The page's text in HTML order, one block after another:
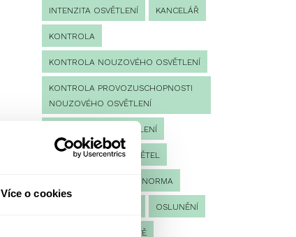
Více o cookies
INTENZITA OSVĚTLENÍ KANCELÁŘ
KONTROLA
KONTROLA NOUZOVÉHO OSVĚTLENÍ
KONTROLA PROVOZUSCHOPNOSTI
NOUZOVÉHO OSVĚTLENÍ
LED NOUZOVÉ OSVĚTLENÍ
MĚŘENÍ MĚŘENÍ SVĚTEL
NORMA
OSLUNĚNÍ
OSVĚTLENÍ PRACOVIŠTĚ